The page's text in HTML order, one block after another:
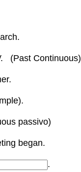
(Past Continuous)
passivo)
began.
.